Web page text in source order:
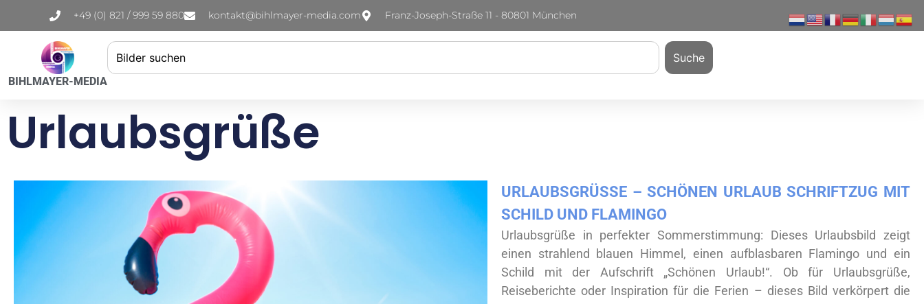
+49 (0) 821 / 999 59 880 kontakt@bihlmayer-media.com Franz-Joseph-Straße 11 - 80801 München
BIHLMAYER-MEDIA
Suche
Urlaubsgrüße
URLAUBSGRÜSSE – SCHÖNEN URLAUB SCHRIFTZUG MIT S
CHILD UND FLAMINGO
Urlaubsgrüße in perfekter Sommerstimmung: Dieses Urlaubsbild zeigt
einen strahlend blauen Himmel, einen aufblasbaren Flamingo und ein
Schild mit der Aufschrift „Schönen Urlaub!“. Ob für Urlaubsgrüße,
Reiseberichte oder Inspiration für die Ferien – dieses Bild verkörpert die